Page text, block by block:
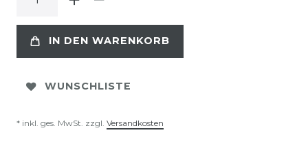
IN DEN WARENKORB
WUNSCHLISTE
* inkl. ges. MwSt. zzgl. Versandkosten